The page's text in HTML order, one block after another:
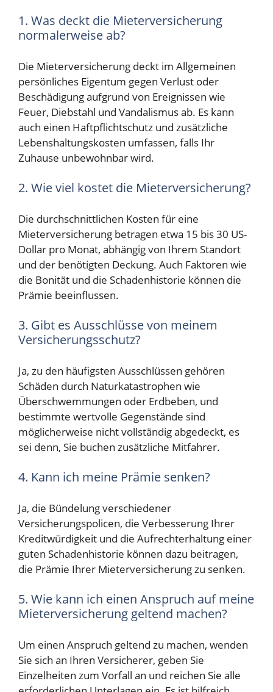
1. Was deckt die Mieterversicherung
normalerweise ab?
Die Mieterversicherung deckt im Allgemeinen
persönliches Eigentum gegen Verlust oder
Beschädigung aufgrund von Ereignissen wie
Feuer, Diebstahl und Vandalismus ab. Es kann
auch einen Haftpflichtschutz und zusätzliche
Lebenshaltungskosten umfassen, falls Ihr
Zuhause unbewohnbar wird.
2. Wie viel kostet die Mieterversicherung?
Die durchschnittlichen Kosten für eine
Mieterversicherung betragen etwa 15 bis 30 US-
Dollar pro Monat, abhängig von Ihrem Standort
und der benötigten Deckung. Auch Faktoren wie
die Bonität und die Schadenhistorie können die
Prämie beeinflussen.
3. Gibt es Ausschlüsse von meinem
Versicherungsschutz?
Ja, zu den häufigsten Ausschlüssen gehören
Schäden durch Naturkatastrophen wie
Überschwemmungen oder Erdbeben, und
bestimmte wertvolle Gegenstände sind
möglicherweise nicht vollständig abgedeckt, es
sei denn, Sie buchen zusätzliche Mitfahrer.
4. Kann ich meine Prämie senken?
Ja, die Bündelung verschiedener
Versicherungspolicen, die Verbesserung Ihrer
Kreditwürdigkeit und die Aufrechterhaltung einer
guten Schadenhistorie können dazu beitragen,
die Prämie Ihrer Mieterversicherung zu senken.
5. Wie kann ich einen Anspruch auf meine
Mieterversicherung geltend machen?
Um einen Anspruch geltend zu machen, wenden
Sie sich an Ihren Versicherer, geben Sie
Einzelheiten zum Vorfall an und reichen Sie alle